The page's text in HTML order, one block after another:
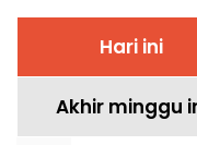
Hari ini
Akhir minggu